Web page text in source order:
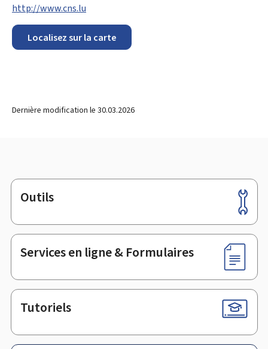
http://www.cns.lu
Localisez sur la carte
Dernière modification le 30.03.2026
Pied
de
page
Outils
Services en ligne & Formulaires
Tutoriels